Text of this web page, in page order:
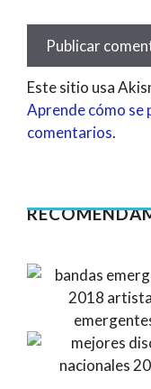
Este sitio usa
Aprende cómo se
comentarios.